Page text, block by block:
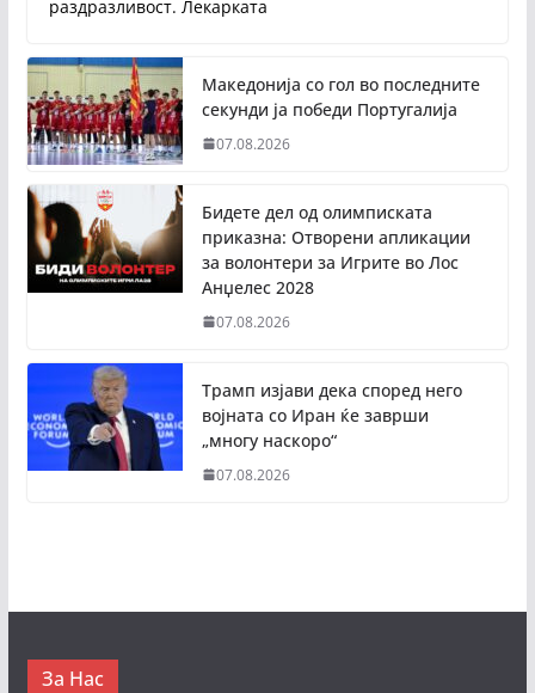
раздразливост. Лекарката
Македонија со гол во последните
секунди ја победи Португалија
07.08.2026
Бидете дел од олимписката
приказна: Отворени апликации
за волонтери за Игрите во Лос
Анџелес 2028
07.08.2026
Трамп изјави дека според него
војната со Иран ќе заврши
„многу наскоро“
07.08.2026
За Нас